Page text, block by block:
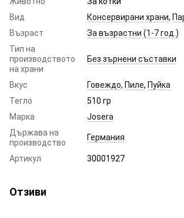
Вид
Консервирани храни,
Възраст
За възрастни (1-7 год.)
Тип на
производството
на храни
Без зърнени съставки
Вкус Говеждо, Пиле, Пуйка
Тегло
510 гр
Марка
Josera
Държава на
производство
Германия
Артикул 30001927
Отзиви